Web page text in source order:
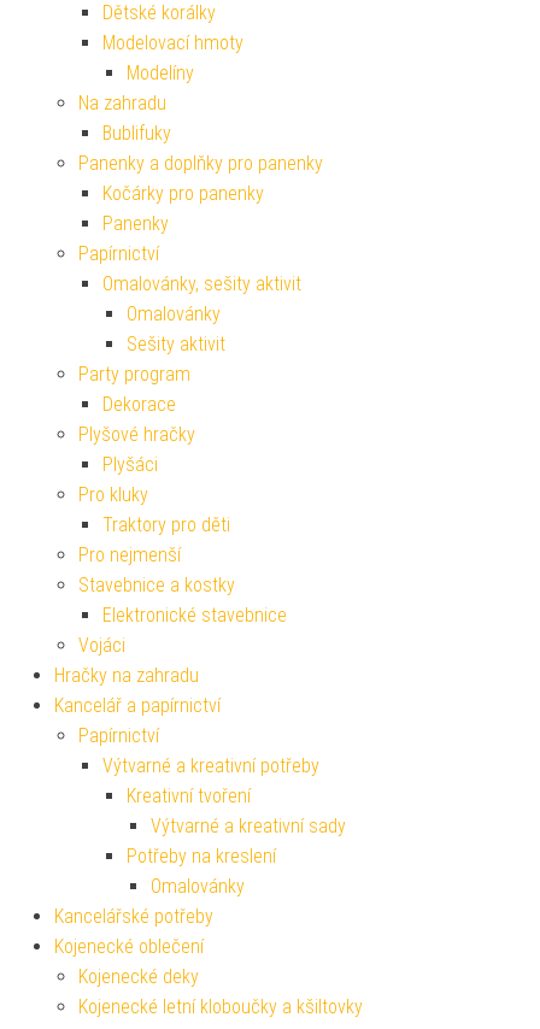
Dětské korálky
Modelovací hmoty
Modelíny
Na zahradu
Bublifuky
Panenky a doplňky pro panenky
Kočárky pro panenky
Panenky
Papírnictví
Omalovánky, sešity aktivit
Omalovánky
Sešity aktivit
Party program
Dekorace
Plyšové hračky
Plyšáci
Pro kluky
Traktory pro děti
Pro nejmenší
Stavebnice a kostky
Elektronické stavebnice
Vojáci
Hračky na zahradu
Kancelář a papírnictví
Papírnictví
Výtvarné a kreativní potřeby
Kreativní tvoření
Výtvarné a kreativní sady
Potřeby na kreslení
Omalovánky
Kancelářské potřeby
Kojenecké oblečení
Kojenecké deky
Kojenecké letní kloboučky a kšiltovky